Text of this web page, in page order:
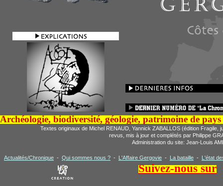
Archéologie, biodiversité, géologie, patrimoine de
Textes originaux de Michel RENAUD, Yannick ZABALLOS (édition Fragile,
revus, mis à jour et complétés par Philippe
Administration du site: Jean-Louis
Actualités/Chronique - Qui sommes nous ? - L'Affaire Gergovie - La bataille - L'état
Suivez-nous sur